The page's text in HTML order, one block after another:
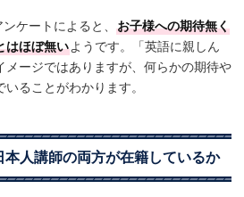
ケートによると、 お子様への期待無く
はほぼ無いようです。「英語に親しん
メージではありますが、何らかの期待や
ることがわかります。
人講師の両方が在籍しているか